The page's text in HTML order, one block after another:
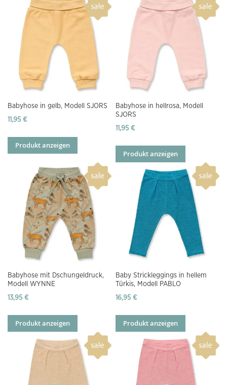
Babyhose in gelb, Modell SJORS
11,95 €
Produkt anzeigen
Babyhose in hellrosa, Modell
SJORS
11,95 €
Produkt anzeigen
Babyhose mit Dschungeldruck,
Modell WYNNE
13,95 €
Produkt anzeigen
Baby Strickleggings in hellem
Türkis, Modell PABLO
16,95 €
Produkt anzeigen